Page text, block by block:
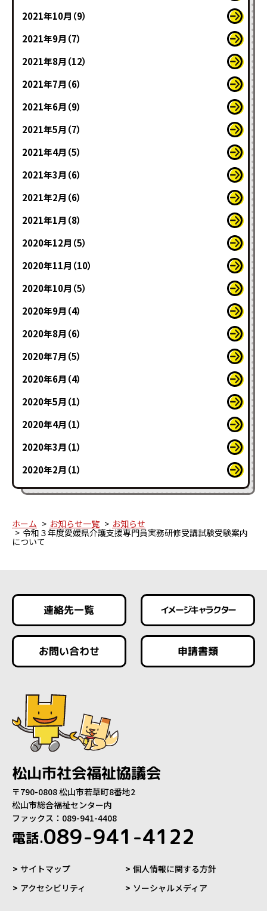
2021年10月（9）
2021年9月（7）
2021年8月（12）
2021年7月（6）
2021年6月（9）
2021年5月（7）
2021年4月（5）
2021年3月（6）
2021年2月（6）
2021年1月（8）
2020年12月（5）
2020年11月（10）
2020年10月（5）
2020年9月（4）
2020年8月（6）
2020年7月（5）
2020年6月（4）
2020年5月（1）
2020年4月（1）
2020年3月（1）
2020年2月（1）
ホーム お知らせ一覧 お知らせ
令和３年度愛媛県介護支援専門員実務研修受講試験受験案内
について
連絡先一覧 イメージキャラクター
お問い合わせ 申請書類
松山市社会福祉協議会
〒790-0808 松山市若草町8番地2
松山市総合福祉センター内
ファックス：089-941-4408
電話.089-941-4122
サイトマップ
個人情報に関する方針
アクセシビリティ
ソーシャルメディア